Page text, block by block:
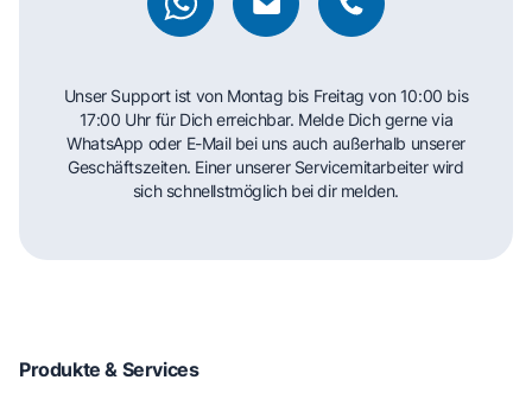
Unser Support ist von Montag bis Freitag von 10:00 bis
17:00 Uhr für Dich erreichbar. Melde Dich gerne via
WhatsApp oder E-Mail bei uns auch außerhalb unserer
Geschäftszeiten. Einer unserer Servicemitarbeiter wird
sich schnellstmöglich bei dir melden.
Produkte & Services